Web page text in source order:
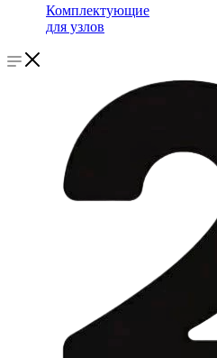
Комплектующие
для узлов